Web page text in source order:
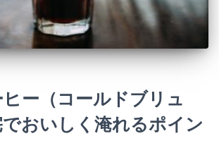
ー（コールドブリュ
おいしく淹れるポイン